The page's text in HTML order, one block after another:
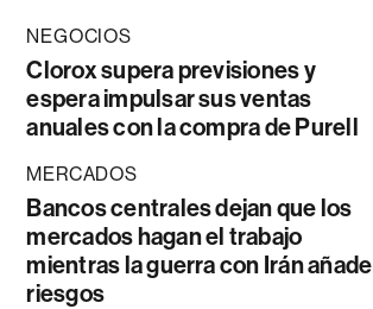
NEGOCIOS
Clorox supera previsiones y
espera impulsar sus ventas
anuales con la compra de Purell
MERCADOS
Bancos centrales dejan que los
mercados hagan el trabajo
mientras la guerra con Irán añade
riesgos